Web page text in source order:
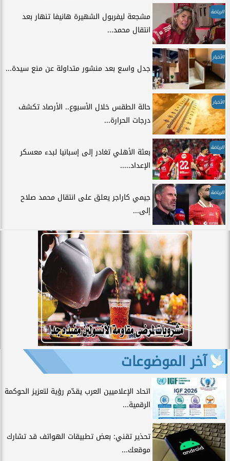
الرياضة
مشجعة ليفربول الشهيرة هانيفا تنهار بعد
انتقال محمد...
الأخبار
جدل واسع بعد منشور متداولة عن منع سيدة...
الأخبار
حالة الطقس خلال الأسبوع.. الأرصاد تكشف
درجات الحرارة...
الرياضة
بعثة الأهلي تغادر إلى إسبانيا لبدء معسكر
الإعداد.....
الرياضة
جيمي كاراجر يعلق على انتقال محمد صلاح
إلى...
آخر الموضوعات
اتحاد الإعلاميين العرب يقدّم رؤية لتعزيز الحوكمة
الرقمية...
تحذير تقني: بعض تطبيقات الهواتف قد تشارك
موقعك...